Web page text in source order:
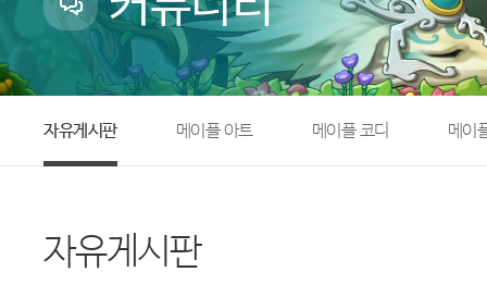
with maple
자유게시판 메이플 아트 메이플 코디 메이
자유게시판